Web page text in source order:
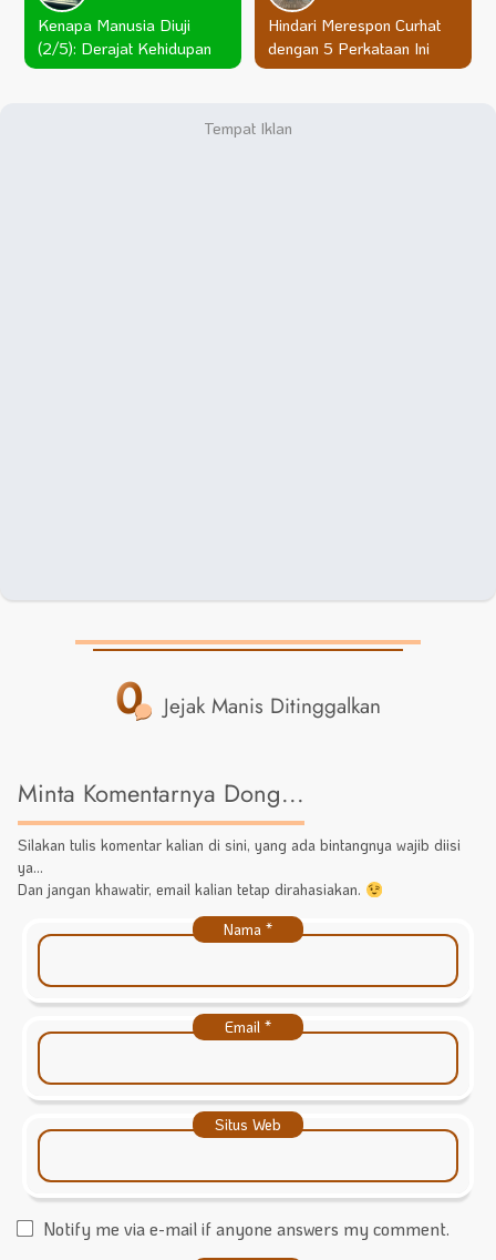
Kenapa Manusia Diuji
(2/5): Derajat Kehidupan
Hindari Merespon Curhat
dengan 5 Perkataan Ini
0 Jejak Manis Ditinggalkan
Minta Komentarnya Dong...
Silakan tulis komentar kalian di sini, yang ada bintangnya wajib diisi
ya...
Dan jangan khawatir, email kalian tetap dirahasiakan.
Nama *
Email *
Situs Web
Notify me via e-mail if anyone answers my comment.